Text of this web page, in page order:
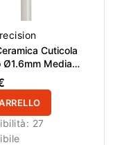
Cuticola
Ø1.6mm Media
LL
27